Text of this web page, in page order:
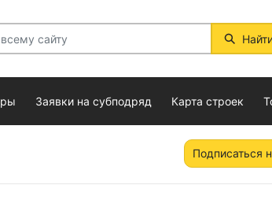
Заявки на субподряд Карта строек
Подписаться